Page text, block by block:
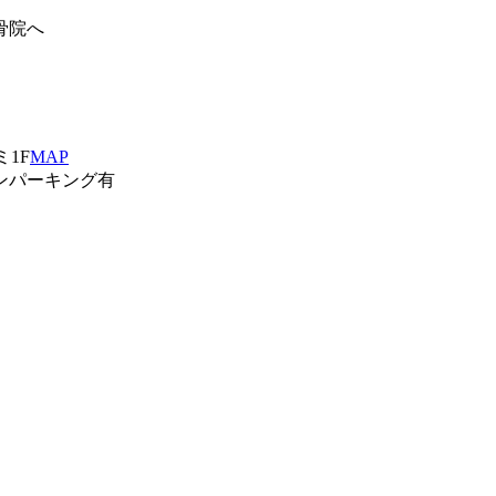
院へ
1FMAP
パーキング有